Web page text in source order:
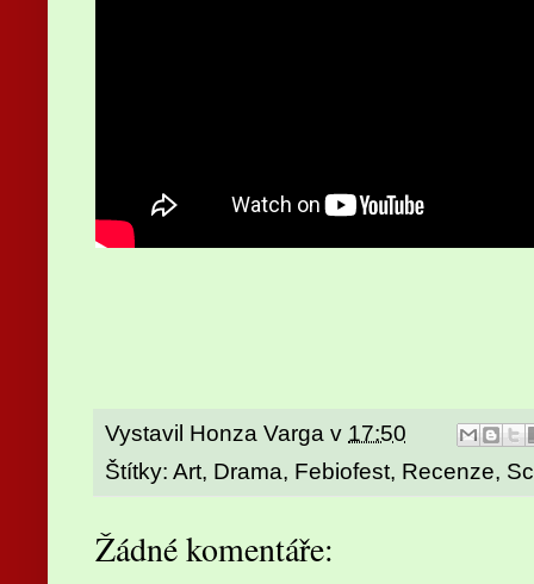
Vystavil Honza Varga v 17:50
Štítky: Art, Drama, Febiofest, Recenze,
Žádné komentáře: